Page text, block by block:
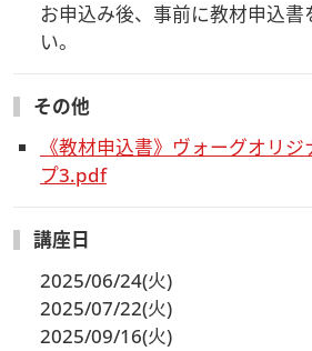
お申込み後、事前に教材申込書
い。
その他
《教材申込書》ヴォーグオリ
プ3.pdf
講座日
2025/06/24(火)
2025/07/22(火)
2025/09/16(火)